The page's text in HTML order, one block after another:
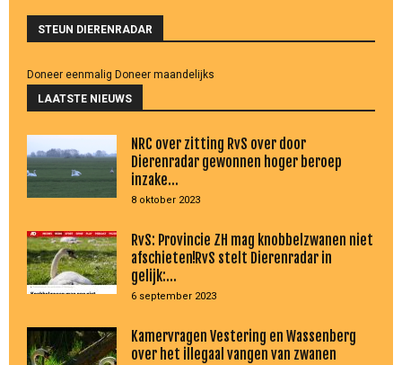
STEUN DIERENRADAR
Doneer eenmalig Doneer maandelijks
LAATSTE NIEUWS
NRC over zitting RvS over door
Dierenradar gewonnen hoger beroep
inzake...
8 oktober 2023
RvS: Provincie ZH mag knobbelzwanen niet
afschieten!RvS stelt Dierenradar in
gelijk:...
6 september 2023
Kamervragen Vestering en Wassenberg
over het illegaal vangen van zwanen